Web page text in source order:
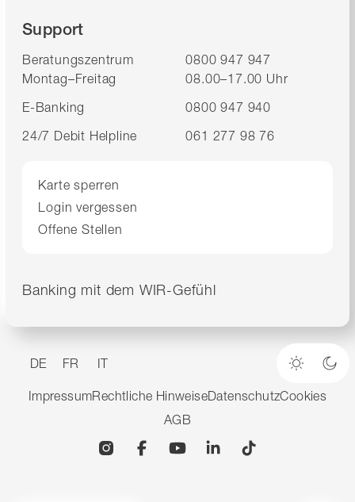
Support
Beratungszentrum
0800 947 947
Montag–Freitag
08.00–17.00 Uhr
E-Banking
0800 947 940
24/7 Debit Helpline
061 277 98 76
Karte sperren
Login vergessen
Offene Stellen
Banking mit dem WIR-Gefühl
DE FR IT
Heller
ImpressumRechtliche HinweiseDatenschutzCookies
AGB
InstagramFacebookYouTubeLinkedin